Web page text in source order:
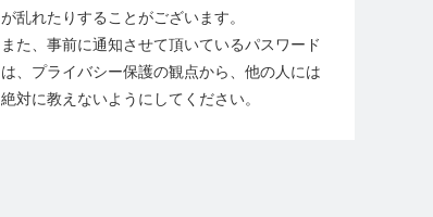
が乱れたりすることがございます。
また、事前に通知させて頂いているパスワード
は、プライバシー保護の観点から、他の人には
絶対に教えないようにしてください。